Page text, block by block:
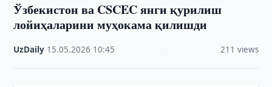
Ўзбекистон ва CSCEC янги қурилиш
лойиҳаларини муҳокама қилишди
UzDaily 15.05.2026 10:45 211 views